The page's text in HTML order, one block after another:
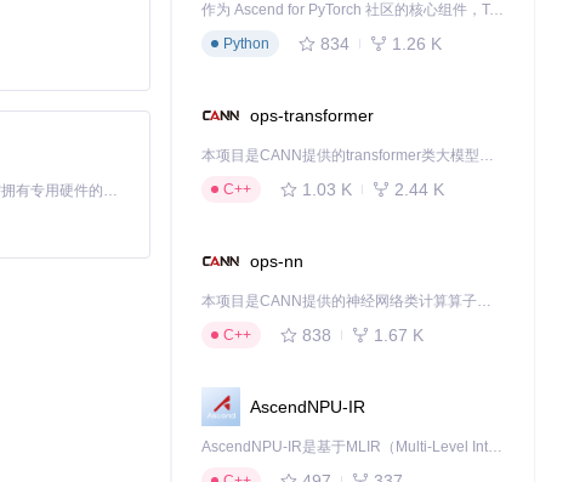
基于Python的Xiaozhi AI，适用于想要完整Xiaozhi体验而无需拥有专用硬件的用户。
作为 Ascend for PyTorch 社区的核心组件，TorchNPU 是昇腾专为 PyTorch 打造的深度学习适配插件，使 PyTorch 框架能够直接调用昇腾 NPU，为开发者提供昇腾 AI 处理器的超强算力。
Python
834 1.26 K
ops-transformer
本项目是CANN提供的transformer类大模型算子库，实现网络在NPU上加速计算。
C++
1.03 K 2.44 K
ops-nn
本项目是CANN提供的神经网络类计算算子库，实现网络在NPU上加速计算。
C++
838 1.67 K
AscendNPU-IR
AscendNPU-IR是基于MLIR（Multi-Level Intermediate Representation）构建的，面向昇腾亲和算子编译时使用的中间表示，提供昇腾完备表达能力，通过编译优化提升昇腾AI处理器计算效率，支持通过生态框架使能昇腾AI处理器与深度调优